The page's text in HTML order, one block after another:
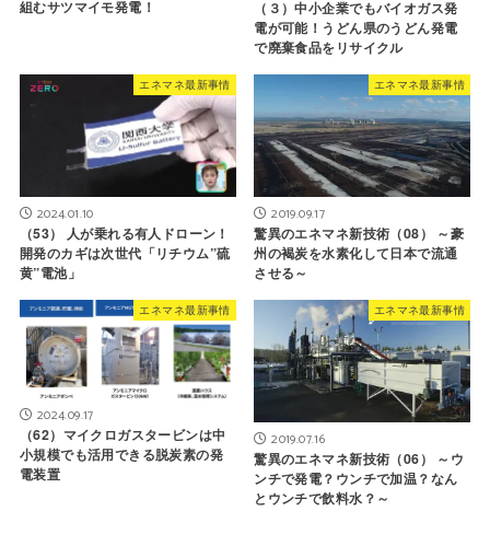
組むサツマイモ発電！
（３）中小企業でもバイオガス発
電が可能！うどん県のうどん発電
で廃棄食品をリサイクル
エネマネ最新事情
2024.01.10
（53） 人が乗れる有人ドローン！
開発のカギは次世代「リチウム”硫
黄”電池」
エネマネ最新事情
2019.09.17
驚異のエネマネ新技術（08） ～豪
州の褐炭を水素化して日本で流通
させる～
エネマネ最新事情
2024.09.17
（62）マイクロガスタービンは中
小規模でも活用できる脱炭素の発
電装置
エネマネ最新事情
2019.07.16
驚異のエネマネ新技術（06） ～ウ
ンチで発電？ウンチで加温？なん
とウンチで飲料水？～